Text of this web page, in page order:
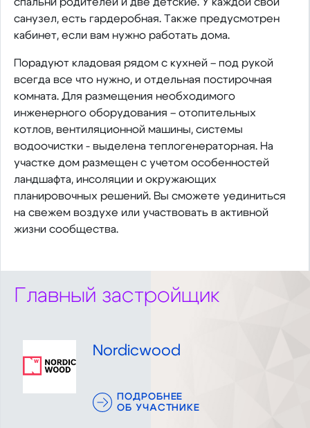
санузел, есть гардеробная. Также предусмотрен
кабинет, если вам нужно работать дома.
Порадуют кладовая рядом с кухней – под рукой
всегда все что нужно, и отдельная постирочная
комната. Для размещения необходимого
инженерного оборудования – отопительных
котлов, вентиляционной машины, системы
водоочистки - выделена теплогенераторная. На
участке дом размещен с учетом особенностей
ландшафта, инсоляции и окружающих
планировочных решений. Вы сможете уединиться
на свежем воздухе или участвовать в активной
жизни сообщества.
Главный застройщик
Nordicwood
ПОДРОБНЕЕ
ОБ УЧАСТНИКЕ